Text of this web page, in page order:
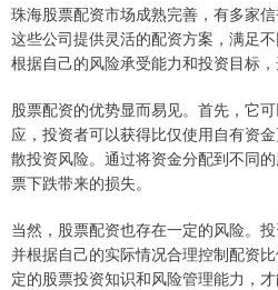
珠海股票配资市场成熟完善，有多家信
这些公司提供灵活的配资方案，满足
根据自己的风险承受能力和投资目标，
股票配资的优势显而易见。首先，它
应，投资者可以获得比仅使用自有资
散投资风险。通过将资金分配到不同
票下跌带来的损失。
当然，股票配资也存在一定的风险。
并根据自己的实际情况合理控制配资
定的股票投资知识和风险管理能力，才